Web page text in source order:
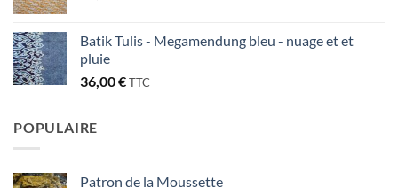
Batik Tulis - Megamendung bleu - nuage et et
pluie
36,00€TTC
POPULAIRE
Patron de la Moussette